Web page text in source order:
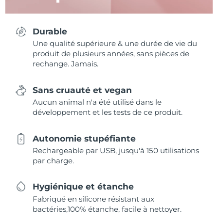
Durable
Une qualité supérieure & une durée de vie du
produit de plusieurs années, sans pièces de
rechange. Jamais.
Sans cruauté et vegan
Aucun animal n'a été utilisé dans le
développement et les tests de ce produit.
Autonomie stupéfiante
Rechargeable par USB, jusqu'à 150 utilisations
par charge.
Hygiénique et étanche
Fabriqué en silicone résistant aux
bactéries,100% étanche, facile à nettoyer.